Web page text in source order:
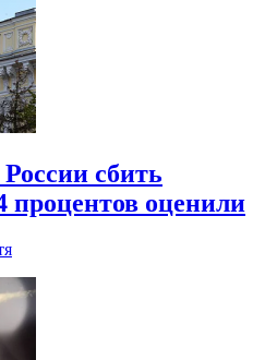
сбить
оценили